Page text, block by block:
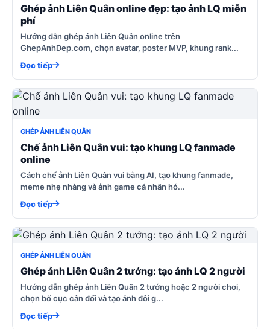
Ghép ảnh Liên Quân online đẹp: tạo ảnh LQ miễn
phí
Hướng dẫn ghép ảnh Liên Quân online trên
GhepAnhDep.com, chọn avatar, poster MVP, khung rank...
Đọc tiếp
GHÉP ẢNH LIÊN QUÂN
Chế ảnh Liên Quân vui: tạo khung LQ fanmade
online
Cách chế ảnh Liên Quân vui bằng AI, tạo khung fanmade,
meme nhẹ nhàng và ảnh game cá nhân hó...
Đọc tiếp
GHÉP ẢNH LIÊN QUÂN
Ghép ảnh Liên Quân 2 tướng: tạo ảnh LQ 2 người
Hướng dẫn ghép ảnh Liên Quân 2 tướng hoặc 2 người chơi,
chọn bố cục cân đối và tạo ảnh đôi g...
Đọc tiếp